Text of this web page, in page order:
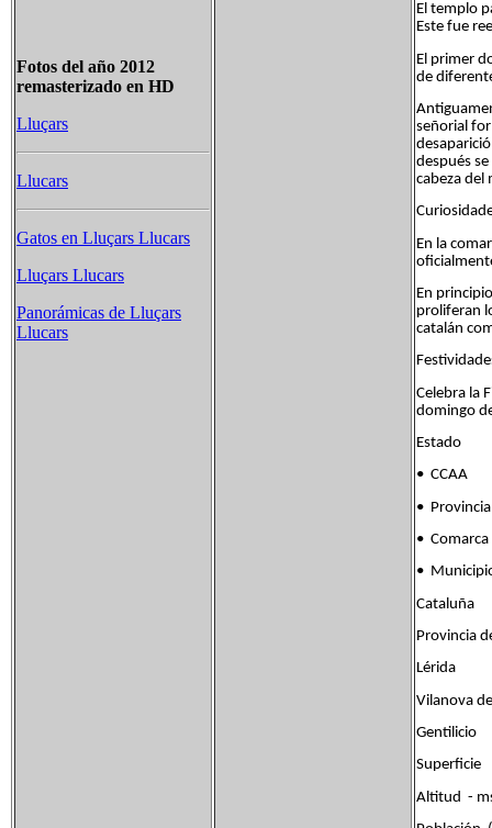
Fotos del año 2012
remasterizado en HD
Lluçars
Llucars
Gatos en Lluçars Llucars
Lluçars Llucars
Panorámicas de Lluçars
Llucars
El templo
Este fue
El primer
de
señorial
después
cabeza del
En la
En
proliferan
catalán
Celebra la
domingo
Estado
• CCAA
• Provincia
• Comarca
•
Cataluña
Provincia
Lérida
Vilanova
Altitud -